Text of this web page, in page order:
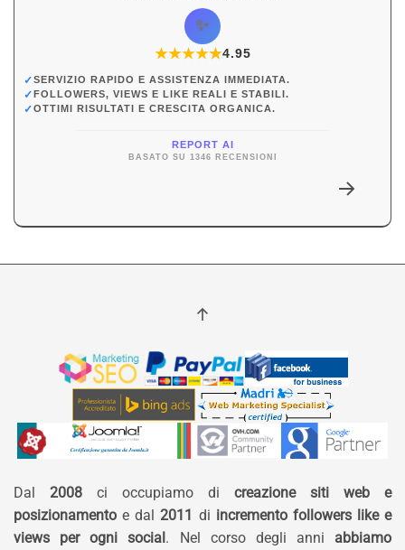
✨
★★★★★
★4.95
✓SERVIZIO RAPIDO E ASSISTENZA IMMEDIATA.
✓FOLLOWERS, VIEWS E LIKE REALI E STABILI.
✓OTTIMI RISULTATI E CRESCITA ORGANICA.
REPORT AI
BASATO SU 1346 RECENSIONI
Dal 2008 ci occupiamo di creazione siti web e
posizionamento e dal 2011 di incremento followers like e
views per ogni social. Nel corso degli anni abbiamo